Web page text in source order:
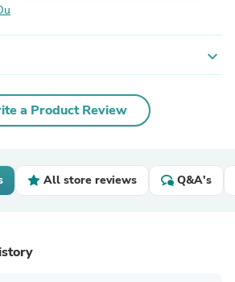
expand_more
a Product Review
All store reviews Q&A's